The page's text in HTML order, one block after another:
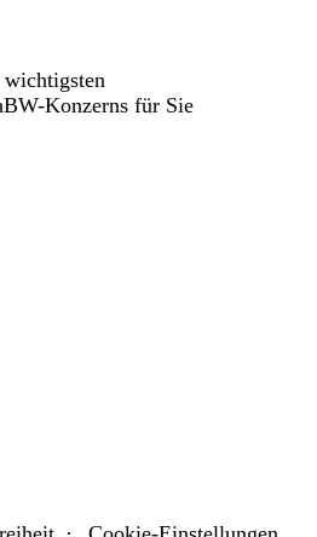
Konzerns für Sie